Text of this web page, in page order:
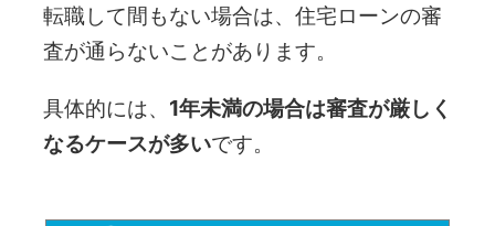
転職して間もない場合は、住宅ローンの審
査が通らないことがあります。
具体的には、 1年未満の場合は審査が厳しく
なるケースが多いです。